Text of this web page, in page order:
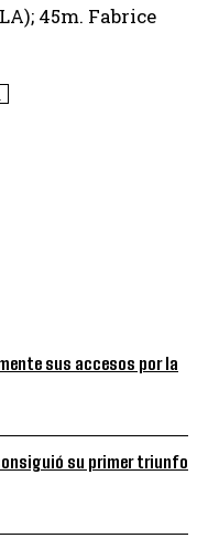
sus accesos por la
su primer triunfo
45m. Fabrice